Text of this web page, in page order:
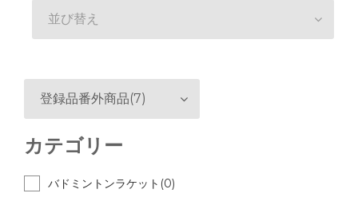
並び替え
登録品番外商品(7)
カテゴリー
バドミントンラケット(0)